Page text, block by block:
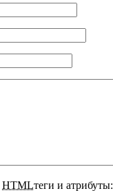
HTMLтеги и атрибуты: